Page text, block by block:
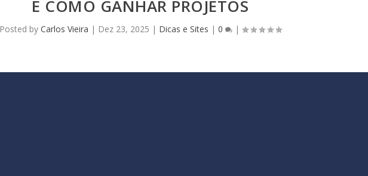
E COMO GANHAR PROJETOS
Posted by Carlos Vieira | Dez 23, 2025 | Dicas e Sites | 0 |